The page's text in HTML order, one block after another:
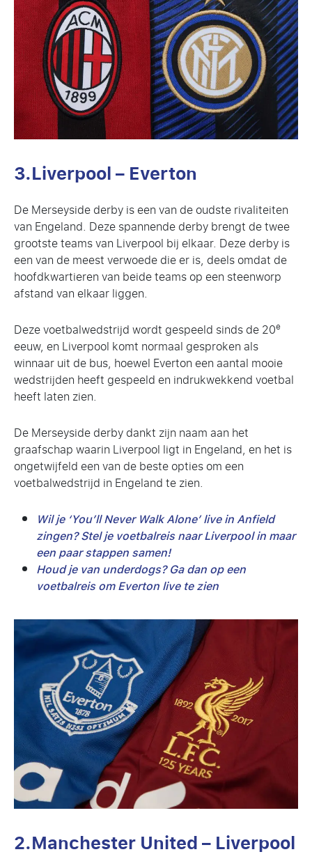
3.Liverpool – Everton
De Merseyside derby is een van de oudste rivaliteiten
van Engeland. Deze spannende derby brengt de twee
grootste teams van Liverpool bij elkaar. Deze derby is
een van de meest verwoede die er is, deels omdat de
hoofdkwartieren van beide teams op een steenworp
afstand van elkaar liggen.
Deze voetbalwedstrijd wordt gespeeld sinds de 20e
eeuw, en Liverpool komt normaal gesproken als
winnaar uit de bus, hoewel Everton een aantal mooie
wedstrijden heeft gespeeld en indrukwekkend voetbal
heeft laten zien.
De Merseyside derby dankt zijn naam aan het
graafschap waarin Liverpool ligt in Engeland, en het is
ongetwijfeld een van de beste opties om een
voetbalwedstrijd in Engeland te zien.
Wil je ‘You’ll Never Walk Alone’ live in Anfield
zingen? Stel je voetbalreis naar Liverpool in maar
een paar stappen samen!
Houd je van underdogs? Ga dan op een
voetbalreis om Everton live te zien
2.Manchester United – Liverpool